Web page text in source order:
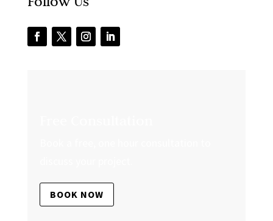
BOOK NOW